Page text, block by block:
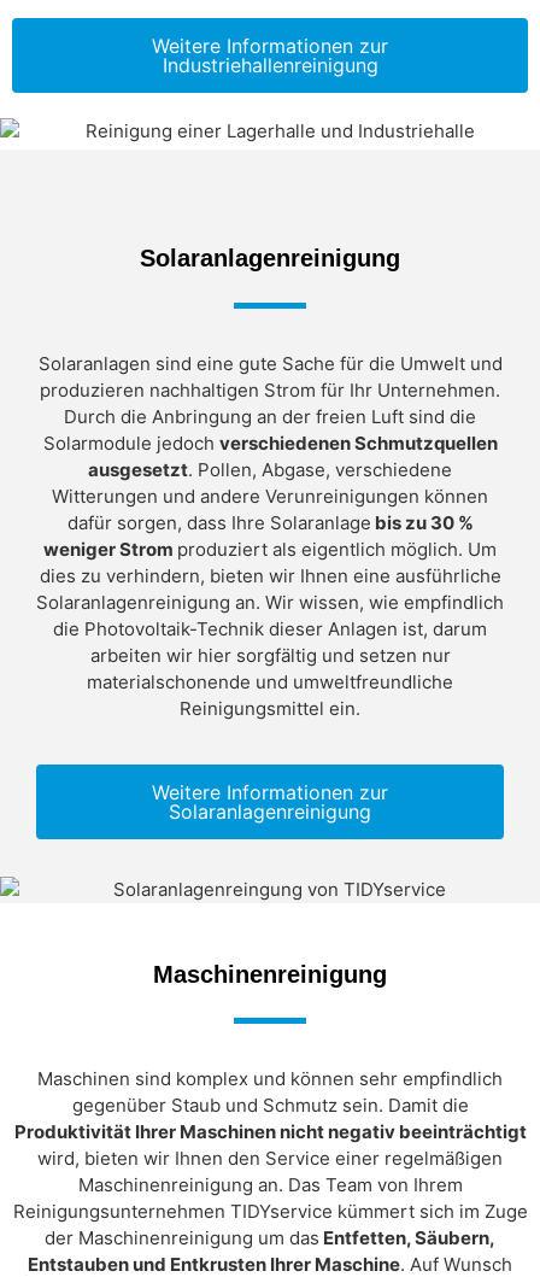
Weitere Informationen zur
Industriehallenreinigung
Solaranlagenreinigung
Solaranlagen sind eine gute Sache für die Umwelt und
produzieren nachhaltigen Strom für Ihr Unternehmen.
Durch die Anbringung an der freien Luft sind die
Solarmodule jedoch verschiedenen Schmutzquellen
ausgesetzt. Pollen, Abgase, verschiedene
Witterungen und andere Verunreinigungen können
dafür sorgen, dass Ihre Solaranlage bis zu 30 %
weniger Strom produziert als eigentlich möglich. Um
dies zu verhindern, bieten wir Ihnen eine ausführliche
Solaranlagenreinigung an. Wir wissen, wie empfindlich
die Photovoltaik-Technik dieser Anlagen ist, darum
arbeiten wir hier sorgfältig und setzen nur
materialschonende und umweltfreundliche
Reinigungsmittel ein.
Weitere Informationen zur
Solaranlagenreinigung
Maschinenreinigung
Maschinen sind komplex und können sehr empfindlich
gegenüber Staub und Schmutz sein. Damit die
Produktivität Ihrer Maschinen nicht negativ beeinträchtigt
wird, bieten wir Ihnen den Service einer regelmäßigen
Maschinenreinigung an. Das Team von Ihrem
Reinigungsunternehmen TIDYservice kümmert sich im Zuge
der Maschinenreinigung um das Entfetten, Säubern,
Entstauben und Entkrusten Ihrer Maschine. Auf Wunsch